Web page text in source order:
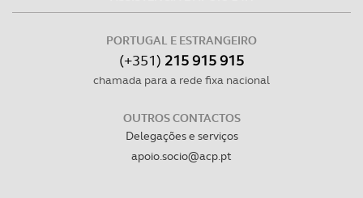
PORTUGAL E ESTRANGEIRO
(+351) 215 915 915
chamada para a rede fixa nacional
OUTROS CONTACTOS
Delegações e serviços
apoio.socio@acp.pt